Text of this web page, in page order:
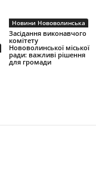
Новини Нововолинська
Засідання виконавчого
комітету
Нововолинської міської
ради: важливі рішення
для громади